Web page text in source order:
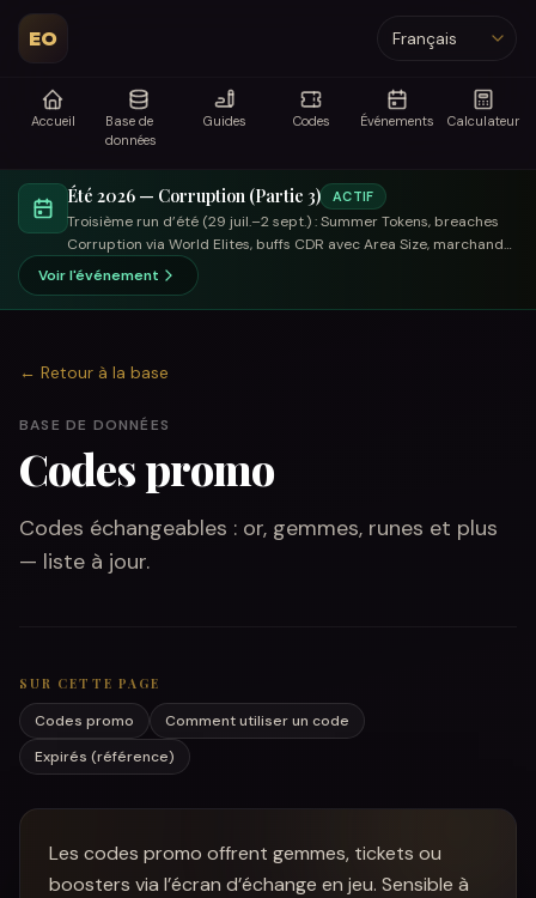
EO Langue
Accueil
Base de
données
Guides Codes Événements Calculateur
Été 2026 — Corruption (Partie 3) ACTIF
Troisième run d’été (29 juil.–2 sept.) : Summer Tokens, breaches
Corruption via World Elites, buffs CDR avec Area Size, marchand
axé échange.
Voir l'événement
← Retour à la base
BASE DE DONNÉES
Codes promo
Codes échangeables : or, gemmes, runes et plus
— liste à jour.
SUR CETTE PAGE
Codes promo
Comment utiliser un code
Expirés (référence)
Les codes promo offrent gemmes, tickets ou
boosters via l’écran d’échange en jeu. Sensible à